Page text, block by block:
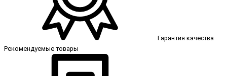
Гарантия качества
Рекомендуемые товары